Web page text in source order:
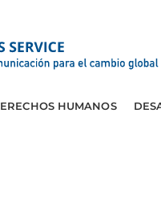
HUMANOS